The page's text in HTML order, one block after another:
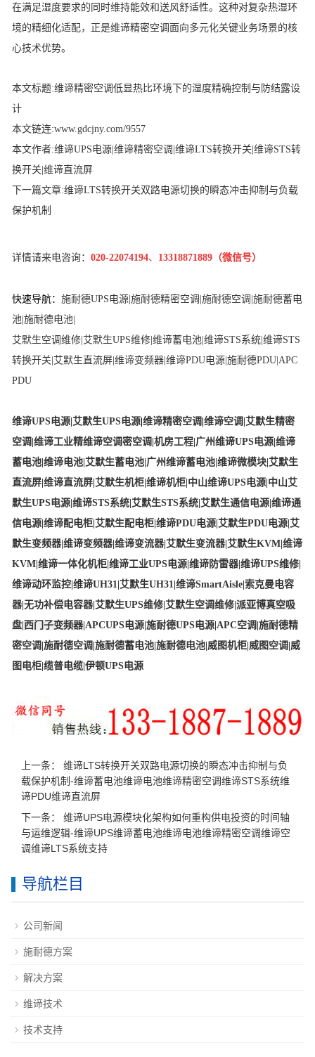
在满足湿度要求的同时维持能效和送风舒适性。这种对复杂热湿环
境的精细化适配，正是维谛精密空调 面向多元化关键业务场景的核
心技术优势。
本文标题:维谛精密空调低显热比环境下的湿度精确控制与防结露设
计
本文链连:www.gdcjny.com/9557
本文作者:维谛UPS电源 维谛精密空调 维谛LTS转换开关 维谛STS转
换开关 维谛直流屏
下一篇文章:维谛LTS转换开关双路电源切换的瞬态冲击抑制与负载
保护机制
详情请来电咨询： 020-22074194、 13318871889（微信号）
快速导航： 施耐德UPS电源 施耐德精密空调 施耐德空调 施耐德蓄电
池 施耐德电池
艾默生空调维修 艾默生UPS维修 维谛蓄电池 维谛STS系统 维谛STS
转换开关 艾默生直流屏 维谛变频器 维谛PDU电源 施耐德PDU APC
PDU
维谛UPS电源 艾默生UPS电源 维谛精密空调 维谛空调 艾默生精密
空调 维谛工业精维谛空调密空调 机房工程 广州维谛UPS电源 维谛
蓄电池 维谛电池 艾默生蓄电池 广州维谛蓄电池 维谛微模块 艾默生
直流屏 维谛直流屏 艾默生机柜 维谛机柜 中山维谛UPS电源 中山艾
默生UPS电源 维谛STS系统 艾默生STS系统 艾默生通信电源 维谛通
信电源 维谛配电柜 艾默生配电柜 维谛PDU电源 艾默生PDU电源 艾
默生变频器|维谛变频器|维谛变流器| 艾默生变流器| 艾默生KVM 维谛
KVM 维谛一体化机柜 维谛工业UPS电源 维谛防雷器|维谛UPS维修|
维谛动环监控 维谛UH31 艾默生UH31 维谛SmartAisle 索克曼电容
器|无功补偿电容器| 艾默生UPS维修| 艾默生空调维修|派亚博真空吸
盘 西门子变频器|APCUPS电源 施耐德UPS电源 APC空调 施耐德精
密空调 施耐德空调 施耐德蓄电池 施耐德电池 威图机柜 威图空调 威
图电柜 缆普电缆 伊顿UPS电源
上一条： 维谛LTS转换开关双路电源切换的瞬态冲击抑制与负
载保护机制-维谛蓄电池维谛电池维谛精密空调维谛STS系统维
谛PDU维谛直流屏
下一条： 维谛UPS电源模块化架构如何重构供电投资的时间轴
与运维逻辑-维谛UPS维谛蓄电池维谛电池维谛精密空调维谛空
调维谛LTS系统支持
导航栏目
公司新闻
施耐德方案
解决方案
维谛技术
技术支持